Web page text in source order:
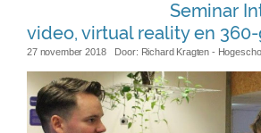
Seminar
video, virtual reality en
27 november 2018 Door: Richard Kragten -
serioius_talks.jpg